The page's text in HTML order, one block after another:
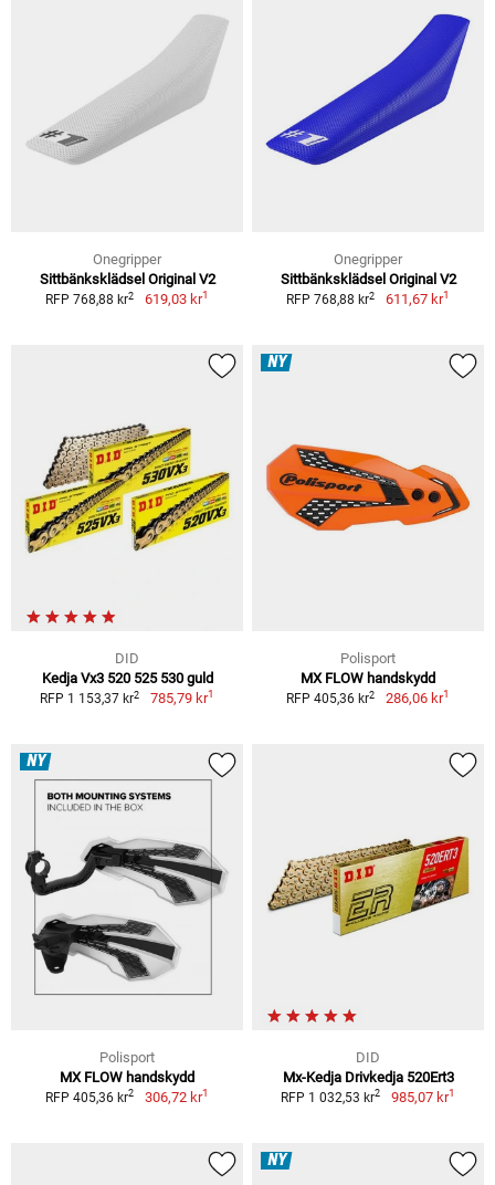
Onegripper
Sittbänksklädsel Original V2
RFP 768,88 kr2 619,03 kr1
Onegripper
Sittbänksklädsel Original V2
RFP 768,88 kr2 611,67 kr1
DID
Kedja Vx3 520 525 530 guld
RFP 1 153,37 kr2 785,79 kr1
NY
Polisport
MX FLOW handskydd
RFP 405,36 kr2 286,06 kr1
NY
Polisport
MX FLOW handskydd
RFP 405,36 kr2 306,72 kr1
DID
Mx-Kedja Drivkedja 520Ert3
RFP 1 032,53 kr2 985,07 kr1
NY